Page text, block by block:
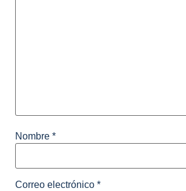
Nombre *
Correo electrónico *